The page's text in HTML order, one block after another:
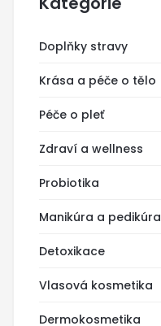
Doplňky stravy
Krása a péče o tělo
Péče o pleť
Zdraví a wellness
Probiotika
Manikúra a pedikúra
Detoxikace
Vlasová kosmetika
Dermokosmetika